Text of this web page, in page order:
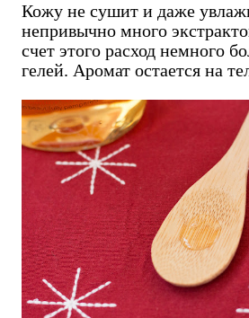
Кожу не сушит и даже
непривычно много
счет этого расход немного
гелей. Аромат остается на